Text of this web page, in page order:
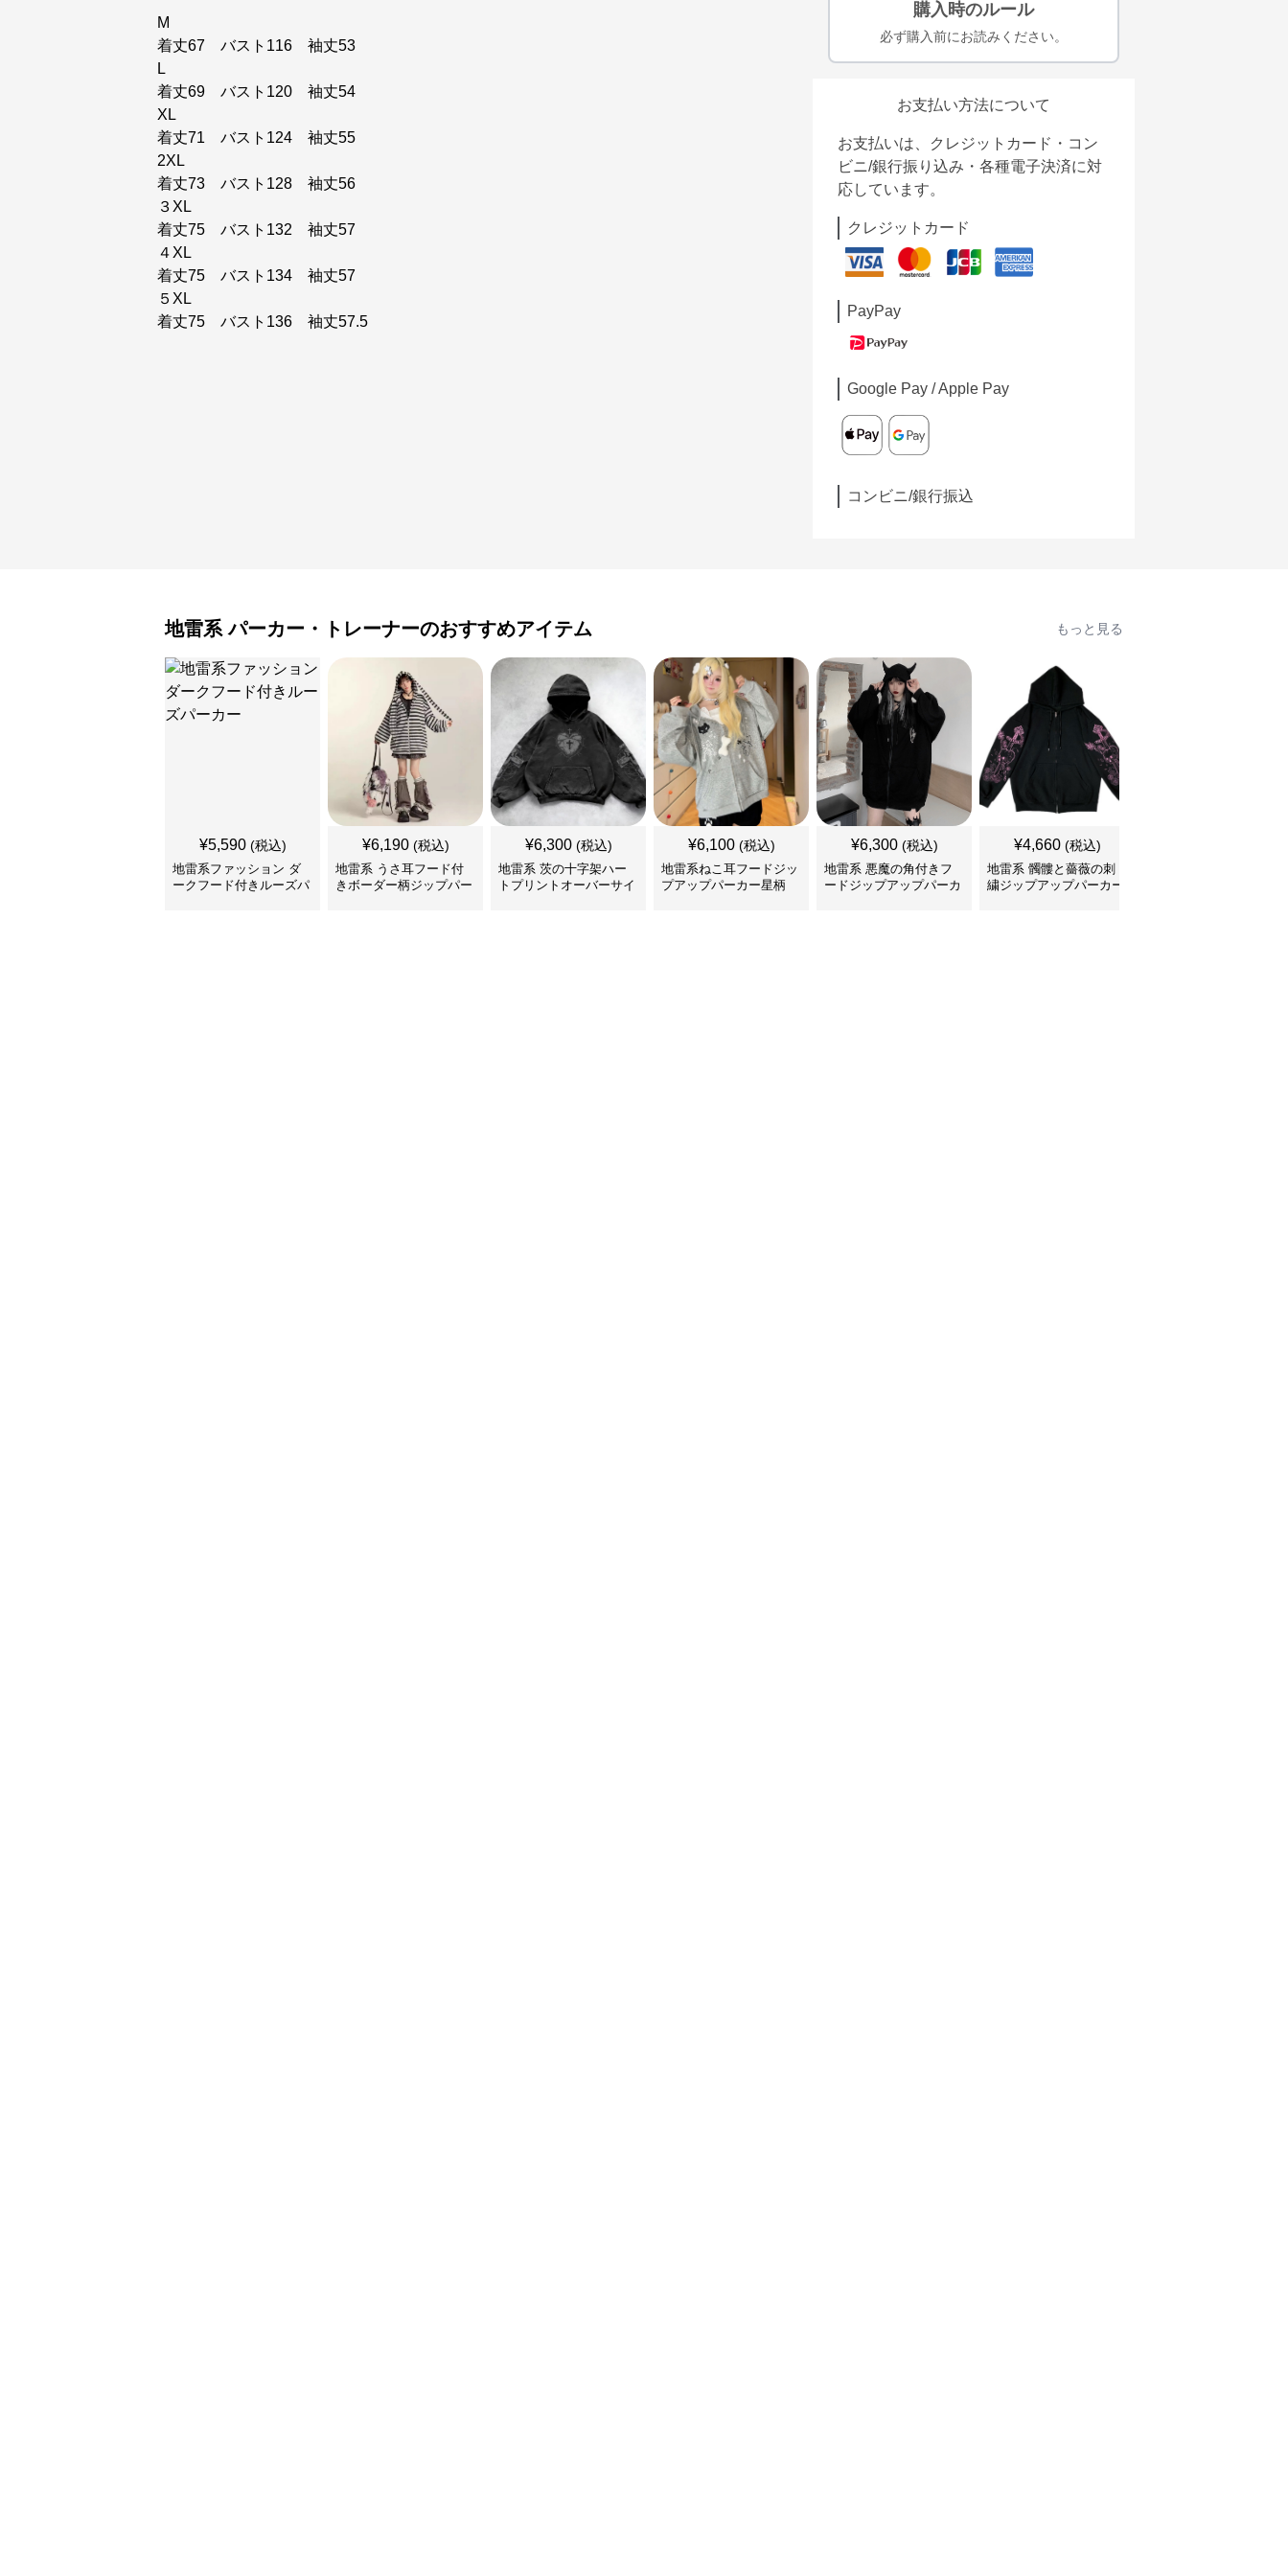
M
着丈67 バスト116 袖丈53
L
着丈69 バスト120 袖丈54
XL
着丈71 バスト124 袖丈55
2XL
着丈73 バスト128 袖丈56
３XL
着丈75 バスト132 袖丈57
４XL
着丈75 バスト134 袖丈57
５XL
着丈75 バスト136 袖丈57.5
購入時のルール
必ず購入前にお読みください。
お支払い方法について
お支払いは、クレジットカード・コン
ビニ/銀行振り込み・各種電子決済に対
応しています。
クレジットカード
PayPay
Google Pay / Apple Pay
コンビニ/銀行振込
地雷系 パーカー・トレーナーのおすすめアイテム もっと見る
¥5,590 (税込)
地雷系ファッション ダ
ークフード付きルーズパ
¥6,190 (税込)
地雷系 うさ耳フード付
きボーダー柄ジップパー
¥6,300 (税込)
地雷系 茨の十字架ハー
トプリントオーバーサイ
¥6,100 (税込)
地雷系ねこ耳フードジッ
プアップパーカー星柄
¥6,300 (税込)
地雷系 悪魔の角付きフ
ードジップアップパーカ
¥4,660 (税込)
地雷系 髑髏と薔薇の刺
繍ジップアップパーカー